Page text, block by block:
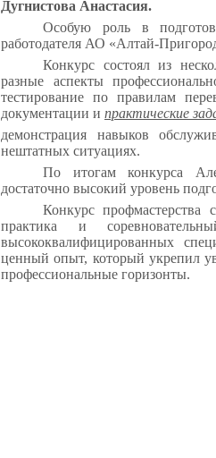
Дугнистова Анастасия.
Особую роль в
работодателя АО «Алтай-
Конкурс состоял из
разные аспекты
тестирование по правилам
документации и практические
демонстрация навыков
нештатных ситуациях.
По итогам конкурса
достаточно высокий уровень
Конкурс профмастерства
практика и
высококвалифицированных
ценный опыт, который укрепил
профессиональные горизонты.